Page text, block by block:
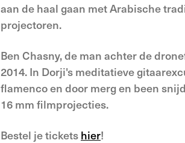
aan de haal gaan met Arabische
projectoren.
Ben Chasny, de man achter de
2014. In Dorji's meditatieve
flamenco en door merg en been
16 mm filmprojecties.
Bestel je tickets hier!